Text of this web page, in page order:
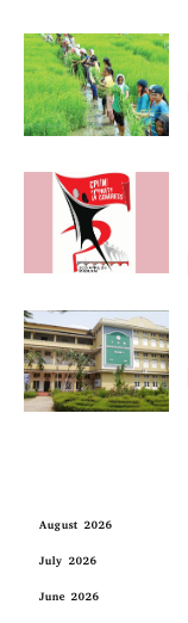
August 2026
July 2026
June 2026